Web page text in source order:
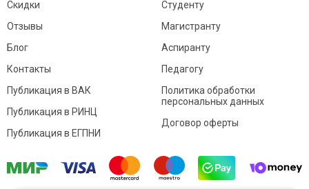
Скидки
Отзывы
Блог
Контакты
Студенту
Магистранту
Аспиранту
Педагогу
Публикация в ВАК
Публикация в РИНЦ
Публикация в ЕГПНИ
Политика обработки
персональных данных
Договор оферты